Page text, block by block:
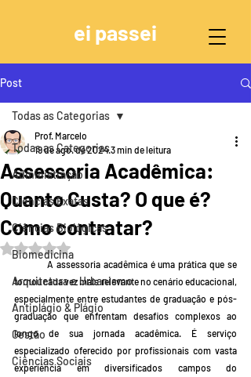
ei passei
Post
Todas as Categorias
Administração
Ciências Exatas
Ciências Biológicas
Biomedicina
Arquitetura e Urbanismo
Antiplágio & Plágio
Gestão
Ciências Sociais
Todas as Categorias
Assessoria Acadêmica:
Quanto Custa? O que é?
Como contratar?
Prof. Marcelo
19 de ago. de 20243 min de leitura
Avaliado com NaN de 5 estrelas.
tornou cada vez mais relevante no cenário educacional,
especialmente entre estudantes de graduação e pós-
graduação que enfrentam desafios complexos ao
longo de sua jornada acadêmica. É serviço
especializado oferecido por profissionais com vasta
experiência em diversificados campos do